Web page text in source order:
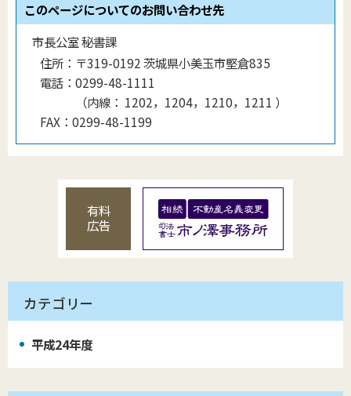
このページについてのお問い合わせ先
市長公室 秘書課
住所： 〒319-0192 茨城県小美玉市堅倉835
電話： 0299-48-1111
（内線 ： 1202，1204，1210，1211 ）
FAX： 0299-48-1199
有料
広告
カテゴリー
平成24年度